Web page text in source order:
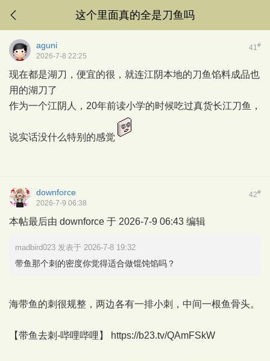
这个里面真的全是刀鱼吗
41#
aguni
2026-7-8 22:25
现在都是湖刀，便宜的很，就连江阴本地的刀鱼馅料成品也
用的湖刀了
作为一个江阴人，20年前读小学的时候吃过真货长江刀鱼，
说实话没什么特别的感觉
42#
downforce
2026-7-9 06:38
本帖最后由 downforce 于 2026-7-9 06:43 编辑
madbird023 发表于 2026-7-8 19:32
带鱼那个刺的密度你觉得适合做馄饨馅吗？
海带鱼的刺很规整，两边各有一排小刺，中间一根鱼骨头。
【带鱼去刺-哔哩哔哩】 https://b23.tv/QAmFSkW